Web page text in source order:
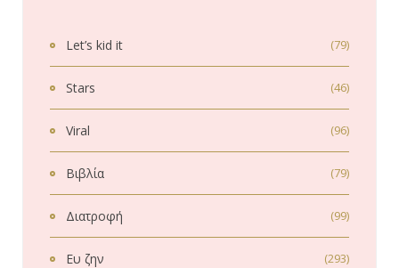
Let’s kid it (79)
Stars (46)
Viral (96)
Βιβλία (79)
Διατροφή (99)
Ευ ζην (293)